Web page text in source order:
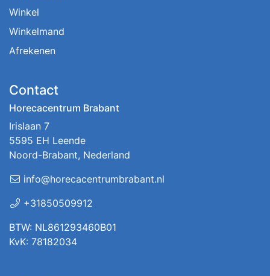
Winkel
Winkelmand
Afrekenen
Contact
Horecacentrum Brabant
Irislaan 7
5595 EH Leende
Noord-Brabant, Nederland
info@horecacentrumbrabant.nl
+31850509912
BTW: NL861293460B01
KvK: 78182034